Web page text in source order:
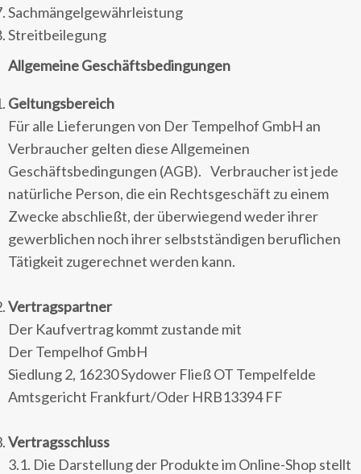
Sachmängelgewährleistung
Streitbeilegung
Allgemeine Geschäftsbedingungen
Geltungsbereich
Für alle Lieferungen von Der Tempelhof GmbH an
Verbraucher gelten diese Allgemeinen
Geschäftsbedingungen (AGB). Verbraucher ist jede
natürliche Person, die ein Rechtsgeschäft zu einem
Zwecke abschließt, der überwiegend weder ihrer
gewerblichen noch ihrer selbstständigen beruflichen
Tätigkeit zugerechnet werden kann.
Vertragspartner
Der Kaufvertrag kommt zustande mit
Der Tempelhof GmbH
Siedlung 2, 16230 Sydower Fließ OT Tempelfelde
Amtsgericht Frankfurt/Oder HRB13394 FF
Vertragsschluss
3.1. Die Darstellung der Produkte im Online-Shop stellt